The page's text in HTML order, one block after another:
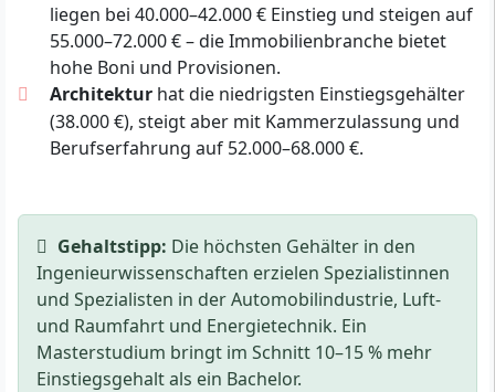
liegen bei 40.000–42.000 € Einstieg und steigen auf
55.000–72.000 € – die Immobilienbranche bietet
hohe Boni und Provisionen.
Architekturhat die niedrigsten Einstiegsgehälter
(38.000 €), steigt aber mit Kammerzulassung und
Berufserfahrung auf 52.000–68.000 €.
Gehaltstipp: Die höchsten Gehälter in den
Ingenieurwissenschaften erzielen Spezialistinnen
und Spezialisten in der Automobilindustrie, Luft-
und Raumfahrt und Energietechnik. Ein
Masterstudium bringt im Schnitt 10–15 % mehr
Einstiegsgehalt als ein Bachelor.